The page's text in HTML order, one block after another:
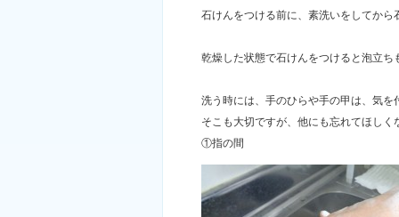
石けんをつける前に、素洗いをしてから
乾燥した状態で石けんをつけると泡立
洗う時には、手のひらや手の甲は、気
そこも大切ですが、他にも忘れてほしく
①指の間